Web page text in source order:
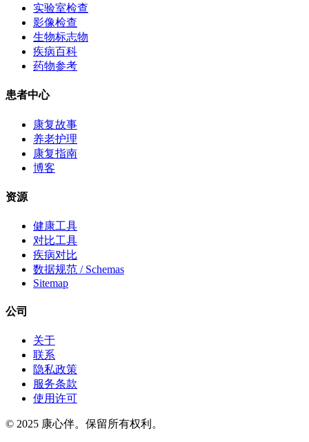
实验室检查
影像检查
生物标志物
疾病百科
药物参考
患者中心
康复故事
养老护理
康复指南
博客
资源
健康工具
对比工具
疾病对比
数据规范 / Schemas
Sitemap
公司
关于
联系
隐私政策
服务条款
使用许可
© 2025 康心伴。保留所有权利。